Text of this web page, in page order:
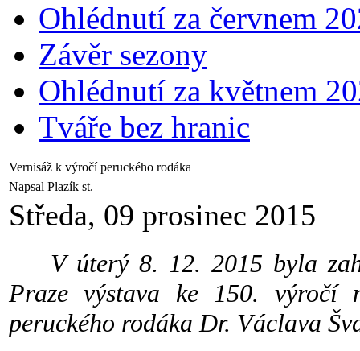
Ohlédnutí za červnem
Závěr sezony
Ohlédnutí za květnem
Tváře bez hranic
Vernisáž k výročí peruckého rodáka
Napsal Plazík st.
Středa, 09 prosinec 2015
V úterý 8. 12. 2015 byla
Praze výstava ke 150. výročí
peruckého rodáka Dr. Václava